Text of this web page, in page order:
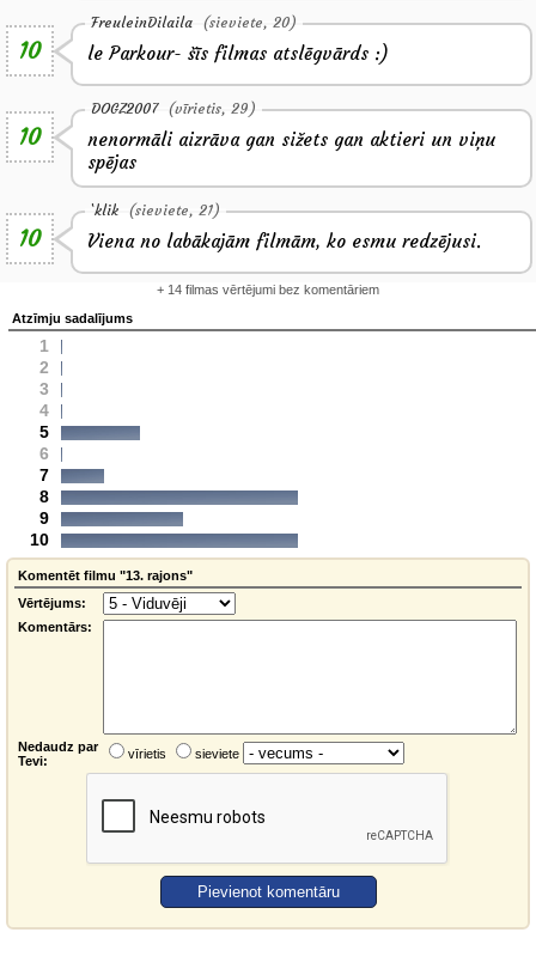
10
FreuleinDilaila (sieviete, 20)
le Parkour- šīs filmas atslēgvārds :)
10
DOGZ2007 (vīrietis, 29)
nenormāli aizrāva gan sižets gan aktieri un viņu
spējas
10
`klik (sieviete, 21)
Viena no labākajām filmām, ko esmu redzējusi.
+ 14 filmas vērtējumi bez komentāriem
Atzīmju sadalījums
1
2
3
4
5
6
7
8
9
10
Komentēt filmu "13. rajons"
Vērtējums:
Komentārs:
Nedaudz par
Tevi:
vīrietis sieviete